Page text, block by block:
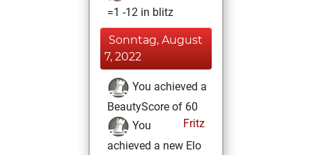
=1 -12 in blitz
Sonntag, August
7, 2022
You achieved a
BeautyScore of 60
Fritz
You
achieved a new Elo